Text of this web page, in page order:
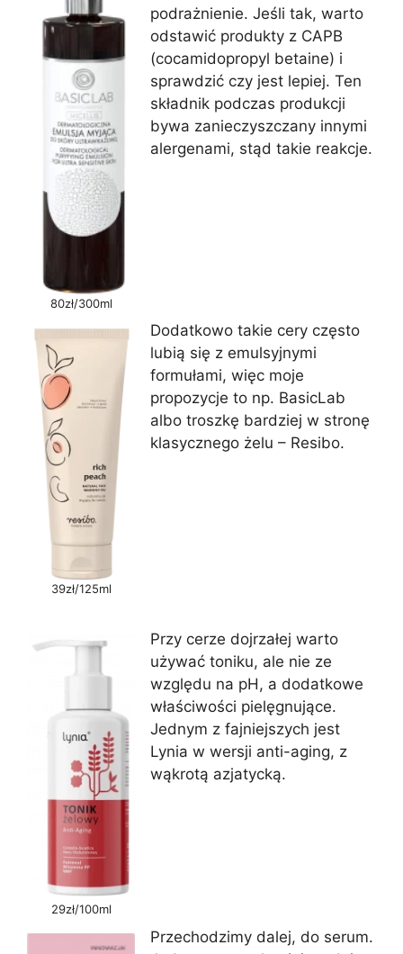
80zł/300ml
podrażnienie. Jeśli tak, warto
odstawić produkty z CAPB
(cocamidopropyl betaine) i
sprawdzić czy jest lepiej. Ten
składnik podczas produkcji
bywa zanieczyszczany innymi
alergenami, stąd takie reakcje.
39zł/125ml
Dodatkowo takie cery często
lubią się z emulsyjnymi
formułami, więc moje
propozycje to np. BasicLab
albo troszkę bardziej w stronę
klasycznego żelu – Resibo.
29zł/100ml
Przy cerze dojrzałej warto
używać toniku, ale nie ze
względu na pH, a dodatkowe
właściwości pielęgnujące.
Jednym z fajniejszych jest
Lynia w wersji anti-aging, z
wąkrotą azjatycką.
Przechodzimy dalej, do serum.